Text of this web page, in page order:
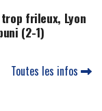
frileux, Lyon
(2-1)
Toutes les infos